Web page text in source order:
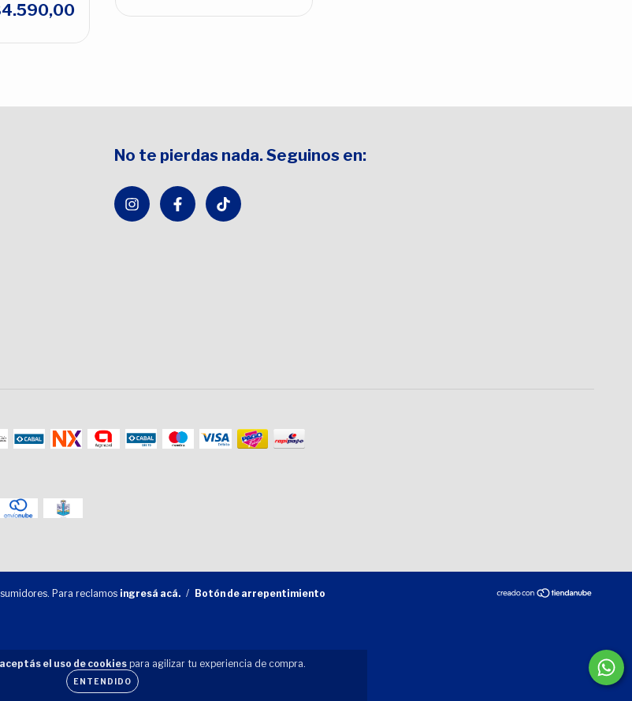
aceptás el uso de cookies para agilizar tu experiencia de compra.
ENTENDIDO
No te pierdas nada. Seguinos en:
Para reclamos ingresá acá. / Botón de arrepentimiento